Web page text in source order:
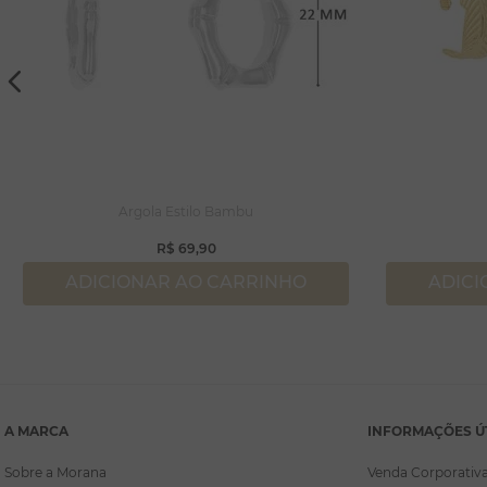
R$ 69,90
A MARCA
Sobre a Morana
INFORMAÇÕES
Venda